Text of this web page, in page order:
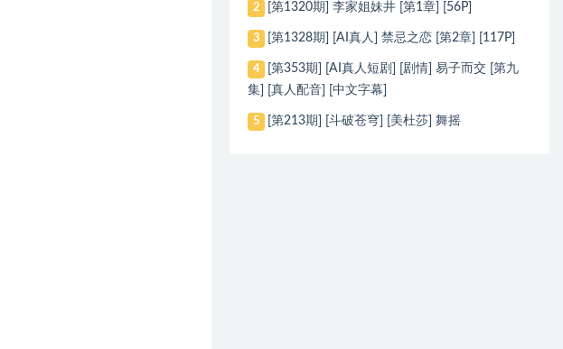
2 [第1320期] 李家姐妹井 [第1章] [56P]
3 [第1328期] [AI真人] 禁忌之恋 [第2章] [117P]
4
[第353期] [AI真人短剧] [剧情] 易子而交 [第九
集] [真人配音] [中文字幕]
5 [第213期] [斗破苍穹] [美杜莎] 舞摇